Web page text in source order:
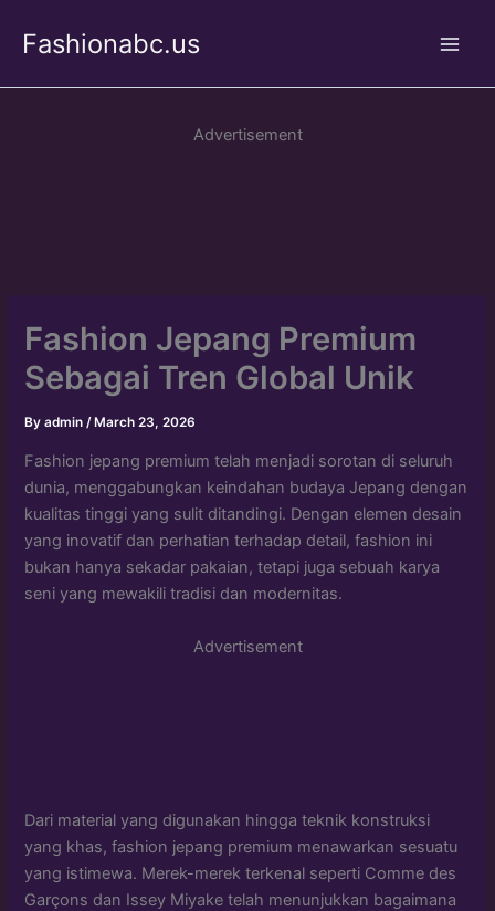
Fashionabc.us
Advertisement
Fashion Jepang Premium
Sebagai Tren Global Unik
Byadmin /March 23, 2026
Fashion jepang premium telah menjadi sorotan di seluruh
dunia, menggabungkan keindahan budaya Jepang dengan
kualitas tinggi yang sulit ditandingi. Dengan elemen desain
yang inovatif dan perhatian terhadap detail, fashion ini
bukan hanya sekadar pakaian, tetapi juga sebuah karya
seni yang mewakili tradisi dan modernitas.
Advertisement
Dari material yang digunakan hingga teknik konstruksi
yang khas, fashion jepang premium menawarkan sesuatu
yang istimewa. Merek-merek terkenal seperti Comme des
Garçons dan Issey Miyake telah menunjukkan bagaimana